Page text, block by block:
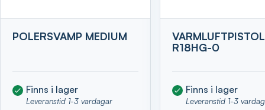
POLERSVAMP MEDIUM
Finns i lager
Leveranstid 1-3 vardagar
VARMLUFTPISTOL
R18HG-0
Finns i lager
Leveranstid 1-3